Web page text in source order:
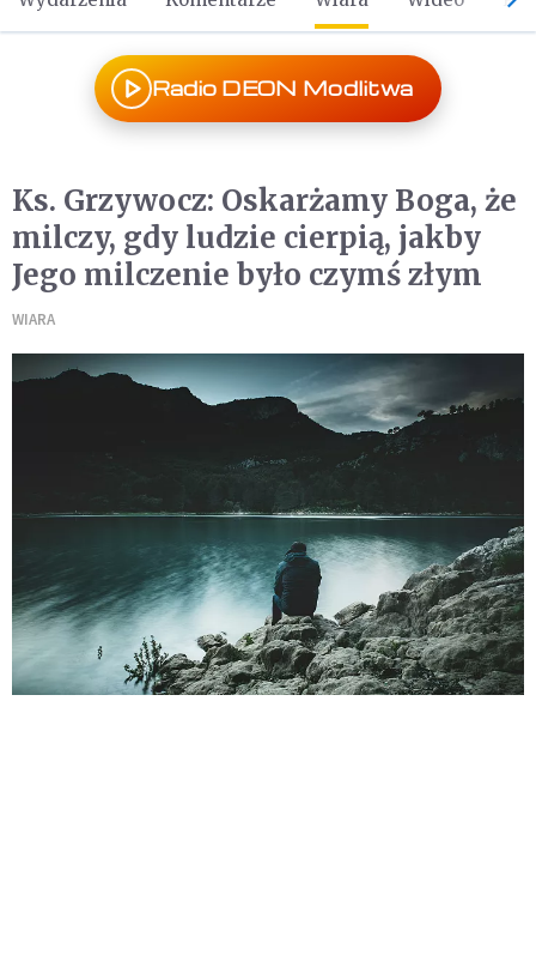
Radio DEON Modlitwa
Ks. Grzywocz: Oskarżamy Boga, że
milczy, gdy ludzie cierpią, jakby
Jego milczenie było czymś złym
WIARA